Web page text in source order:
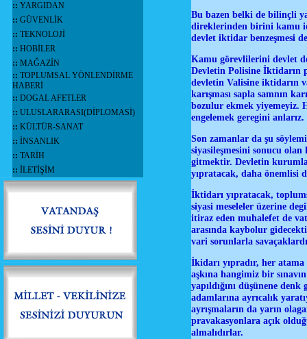
:: YARGIDAN
:: GÜVENLİK
:: TEKNOLOJİ
:: HOBİLER
:: MAĞAZİN
:: TOPLUMSAL YÖNLENDİRME
HABERİ
:: DOGAL AFETLER
:: ULUSLARARASI(DİPLOMASİ)
:: KÜLTÜR-SANAT
:: İNSANLIK
:: TARİH
:: İLETİŞİM
Bu bazen belki de bilinçli
direklerinden birini kamu
devlet iktidar benzeşmesi
Kamu görevlilerini devlet
Devletin Polisine İktidarın
devletin Valisine iktidarın
karışması sapla samnın
bozulur ekmek yiyemeyiz.
engelemek geregini anlarız.
Son zamanlar da şu
siyasileşmesini sonucu
gitmektir. Devletin
yıpratacak, daha önemlisi
İktidarı yıpratacak,
siyasi meseleler üzerine
itiraz eden muhalefet de
arasında kaybolur
vari sorunlarla
İkidarı yıpradır, her
aşkına hangimiz bir
yapıldığını düşünene
adamlarına ayrıcalık
ayrışmaların da yarın
pravakasyonlara açık
almalıdırlar.